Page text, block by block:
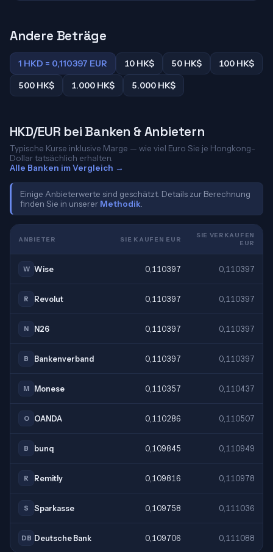
Andere Beträge
1 HKD = 0,110397 EUR 10 HK$ 50 HK$
100 HK$
500 HK$
1.000 HK$ 5.000 HK$
HKD/EUR bei Banken & Anbietern
Typische Kurse inklusive Marge — wie viel Euro Sie je Hongkong-
Dollar tatsächlich erhalten.
Alle Banken im Vergleich →
Einige Anbieterwerte sind geschätzt. Details zur Berechnung
finden Sie in unserer Methodik
ANBIETER SIE KAUFEN EUR
SIE VERKAUFEN
EUR
W Wise 0,110397 0,110397
R Revolut 0,110397 0,110397
N N26 0,110397 0,110397
B Bankenverband 0,110397 0,110397
M Monese 0,110357 0,110437
O OANDA 0,110286 0,110507
B bunq 0,109845 0,110949
R Remitly 0,109816 0,110978
S Sparkasse 0,109758 0,111036
DB Deutsche Bank 0,109706 0,111088